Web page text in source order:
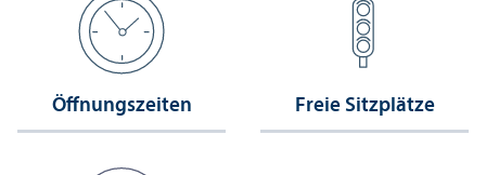
Öffnungs­zeiten Freie Sitzplätze